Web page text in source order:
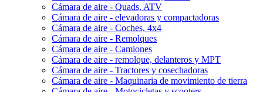
Cámara de aire - Quads, ATV
Cámara de aire - elevadoras y compactadoras
Cámara de aire - Coches, 4x4
Cámara de aire - Remolques
Cámara de aire - Camiones
Cámara de aire - remolque, delanteros y MPT
Cámara de aire - Tractores y cosechadoras
Cámara de aire - Maquinaria de movimiento de tierra